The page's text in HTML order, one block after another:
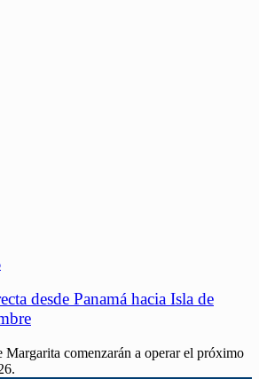
desde Panamá hacia Isla de
Margarita comenzarán a operar el próximo